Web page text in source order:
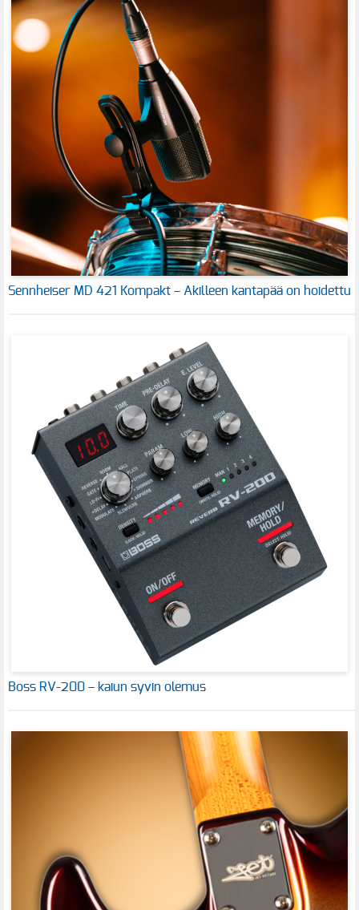
Sennheiser MD 421 Kompakt – Akilleen kantapää on hoidettu
Boss RV-200 – kaiun syvin olemus